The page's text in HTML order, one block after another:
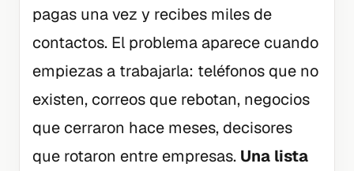
pagas una vez y recibes miles de
contactos. El problema aparece cuando
empiezas a trabajarla: teléfonos que no
existen, correos que rebotan, negocios
que cerraron hace meses, decisores
que rotaron entre empresas. Una lista